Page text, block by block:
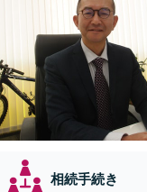
相続手続き